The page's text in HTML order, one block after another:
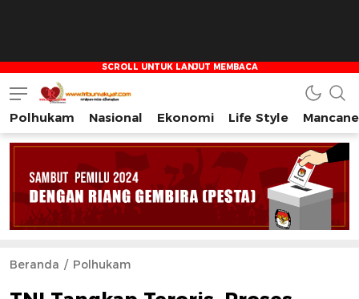
Tribun Rakyat
Tulus – Terdepan – Diharapkan
Polhukam Nasional Ekonomi Life Style
Beranda Polhukam